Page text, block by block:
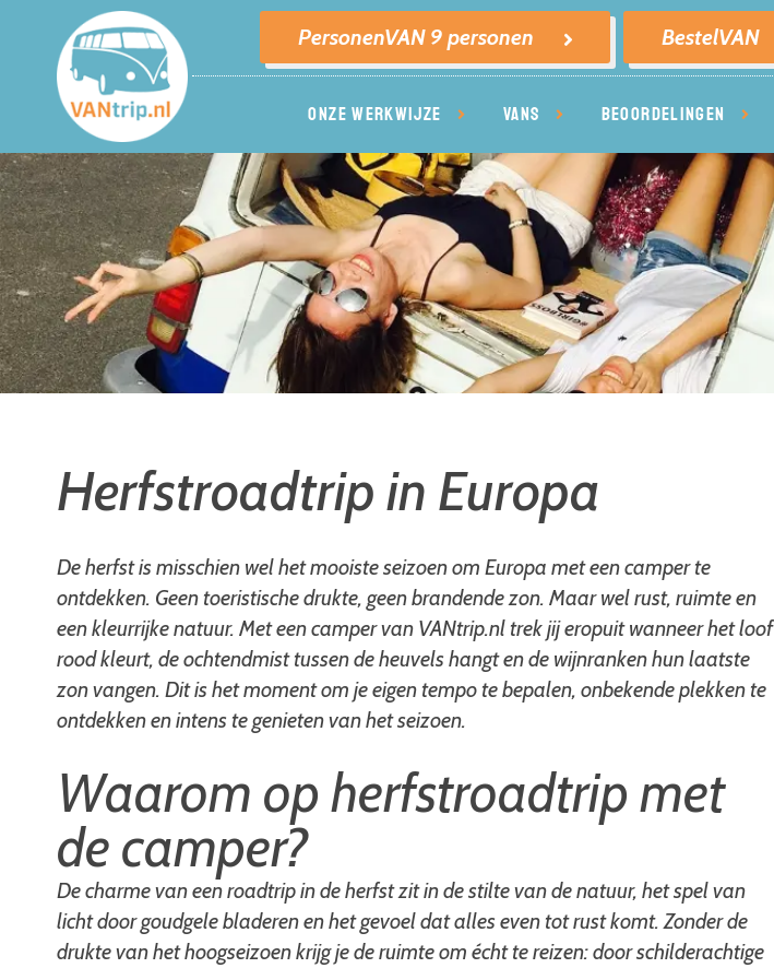
PersonenVAN 9 personen BestelVAN
ONZE WERKWIJZE VANS BEOORDELINGEN
Herfstroadtrip in Europa
De herfst is misschien wel het mooiste seizoen om Europa met een camper te
ontdekken. Geen toeristische drukte, geen brandende zon. Maar wel rust, ruimte en
een kleurrijke natuur. Met een camper van VANtrip.nl trek jij eropuit wanneer het loof
rood kleurt, de ochtendmist tussen de heuvels hangt en de wijnranken hun laatste
zon vangen. Dit is het moment om je eigen tempo te bepalen, onbekende plekken te
ontdekken en intens te genieten van het seizoen.
Waarom op herfstroadtrip met
de camper?
De charme van een roadtrip in de herfst zit in de stilte van de natuur, het spel van
licht door goudgele bladeren en het gevoel dat alles even tot rust komt. Zonder de
drukte van het hoogseizoen krijg je de ruimte om écht te reizen: door schilderachtige